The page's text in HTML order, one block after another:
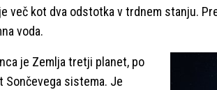
več kot dva odstotka v trdnem stanju.
voda.
je Zemlja tretji planet, po
sistema. Je